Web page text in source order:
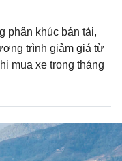
phân khúc bán tải,
trình giảm giá từ
mua xe trong tháng